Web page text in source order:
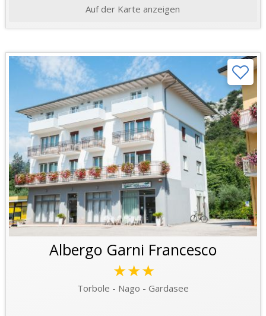
Auf der Karte anzeigen
Albergo Garni Francesco
★★★
Torbole - Nago - Gardasee